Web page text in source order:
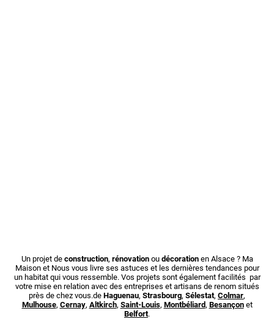
Un projet de construction, rénovationou décorationen Alsace ? Ma
Maison et Nous vous livre ses astuces et les dernières tendances pour
un habitat qui vous ressemble. Vos projets sont également facilités par
votre mise en relation avec des entreprises et artisans de renom situés
près de chez vous.de Haguenau, Strasbourg, Sélestat, Colmar,
Mulhouse, Cernay, Altkirch, Saint-Louis, Montbéliard, Besançonet
Belfort.